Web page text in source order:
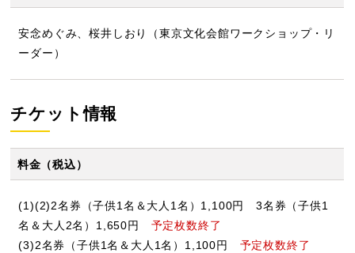
安念めぐみ、桜井しおり（東京文化会館ワークショップ・リ
ーダー）
チケット情報
料金（税込）
(1)(2)2名券（子供1名＆大人1名）1,100円 3名券（子供1
名＆大人2名）1,650円 予定枚数終了
(3)2名券（子供1名＆大人1名）1,100円 予定枚数終了